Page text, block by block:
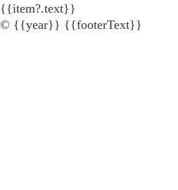
{{item?.text}}
© {{year}} {{footerText}}